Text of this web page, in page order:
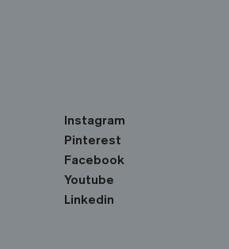
Instagram
Pinterest
Facebook
Youtube
Linkedin